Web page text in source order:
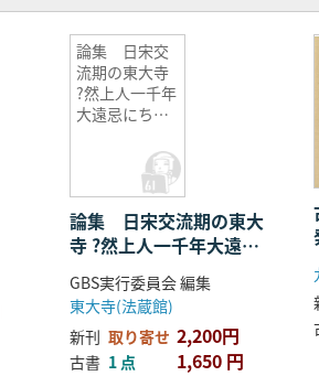
論集 日宋交
流期の東大寺
?然上人一千年
大遠忌にちな
論集 日宋交流期の東大
寺 ?然上人一千年大遠忌
にちなんで
GBS実行委員会 編集
東大寺(法蔵館)
新刊 取り寄せ 2,200円
古書 1 点 1,650 円